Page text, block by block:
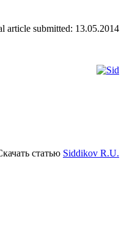
submitted: 13.05.2014
статью Siddikov R.U.